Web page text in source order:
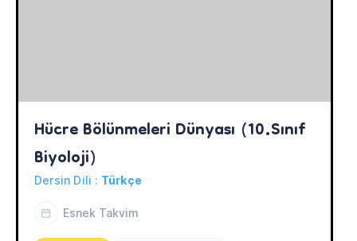
Hücre Bölünmeleri Dünyası (10.Sınıf
Biyoloji)
Dersin Dili : Türkçe
Esnek Takvim